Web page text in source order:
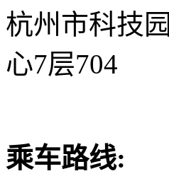
杭州市科技
心7层704
乘车路线: